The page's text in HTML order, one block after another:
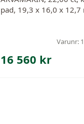
pad, 19,3 x 16,0 x 12,7
Varunr:
16 560 kr